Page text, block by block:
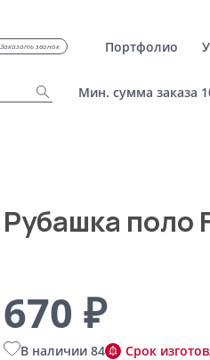
Заказать звонок Портфолио
Мин. сумма заказа
Рубашка поло
670 ₽
В наличии 84 Срок